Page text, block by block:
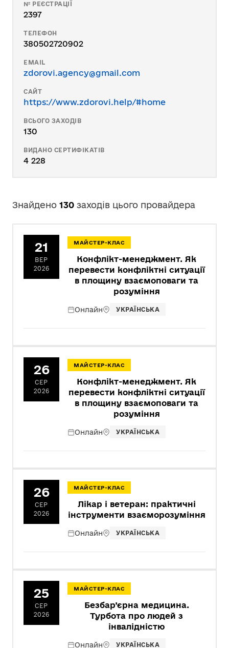
№ РЕЄСТРАЦІЇ
2397
ТЕЛЕФОН
380502720902
EMAIL
zdorovi.agency@gmail.com
САЙТ
https://www.zdorovi.help/#home
ВСЬОГО ЗАХОДІВ
130
ВИДАНО СЕРТИФІКАТІВ
4 228
Знайдено 130 заходів цього провайдера
21
ВЕР
2026
МАЙСТЕР-КЛАС
Конфлікт-менеджмент. Як
перевести конфліктні ситуації
в площину взаємоповаги та
розуміння
Онлайн УКРАЇНСЬКА
26
СЕР
2026
МАЙСТЕР-КЛАС
Конфлікт-менеджмент. Як
перевести конфліктні ситуації
в площину взаємоповаги та
розуміння
Онлайн УКРАЇНСЬКА
26
СЕР
2026
МАЙСТЕР-КЛАС
Лікар і ветеран: практичні
інструменти взаєморозуміння
Онлайн УКРАЇНСЬКА
25
СЕР
2026
МАЙСТЕР-КЛАС
Безбар’єрна медицина.
Турбота про людей з
інвалідністю
Онлайн УКРАЇНСЬКА